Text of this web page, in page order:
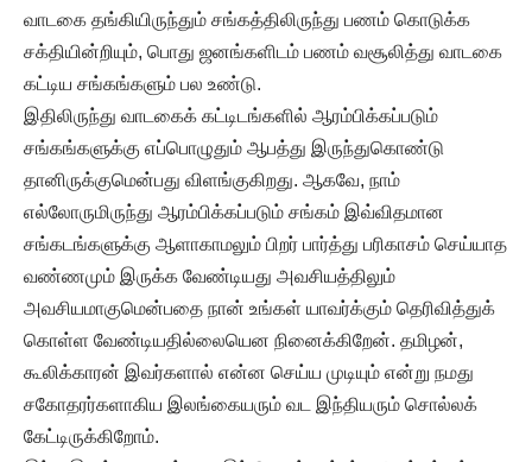
வாடகை தங்கியிருந்தும் சங்கத்திலிருந்து பணம் கொடுக்க
சக்தியின்றியும், பொது ஜனங்களிடம் பணம் வசூலித்து வாடகை
கட்டிய சங்கங்களும் பல உண்டு.
இதிலிருந்து வாடகைக் கட்டிடங்களில் ஆரம்பிக்கப்படும்
சங்கங்களுக்கு எப்பொழுதும் ஆபத்து இருந்துகொண்டு
தானிருக்குமென்பது விளங்குகிறது. ஆகவே, நாம்
எல்லோருமிருந்து ஆரம்பிக்கப்படும் சங்கம் இவ்விதமான
சங்கடங்களுக்கு ஆளாகாமலும் பிறர் பார்த்து பரிகாசம் செய்யாத
வண்ணமும் இருக்க வேண்டியது அவசியத்திலும்
அவசியமாகுமென்பதை நான் உங்கள் யாவர்க்கும் தெரிவித்துக்
கொள்ள வேண்டியதில்லையென நினைக்கிறேன். தமிழன்,
கூலிக்காரன் இவர்களால் என்ன செய்ய முடியும் என்று நமது
சகோதரர்களாகிய இலங்கையரும் வட இந்தியரும் சொல்லக்
கேட்டிருக்கிறோம்.